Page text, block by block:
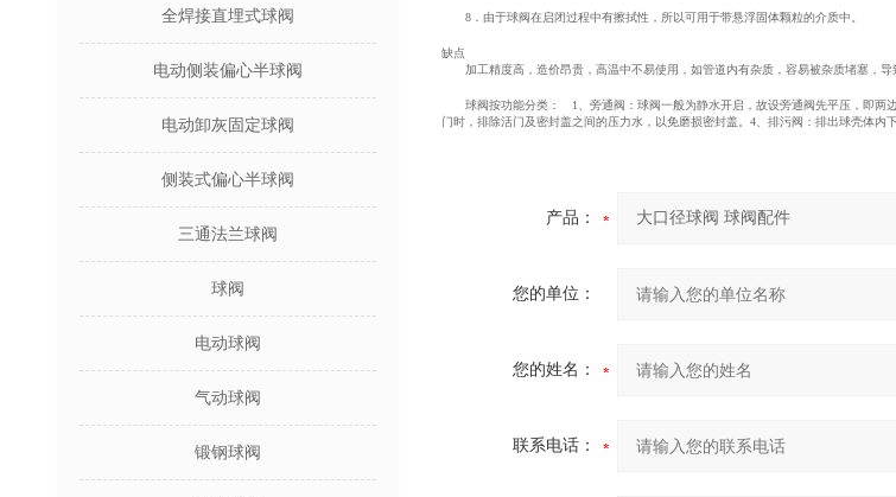
全焊接直埋式球阀
电动侧装偏心半球阀
电动卸灰固定球阀
侧装式偏心半球阀
三通法兰球阀
球阀
电动球阀
气动球阀
锻钢球阀
8．由于球阀在启闭过程中有擦拭性，所以可用于带悬浮固体颗粒的介质中。
缺点
加工精度高，造价昂贵，高温中不易使用，如管道内有杂质，容易被杂质堵塞，导
球阀按功能分类： 1、旁通阀：球阀一般为静水开启，故设旁通阀先平压，即两边
门时，排除活门及密封盖之间的压力水，以免磨损密封盖。4、排污阀：排出球壳体内下
产品：
您的单位：
您的姓名：
联系电话：